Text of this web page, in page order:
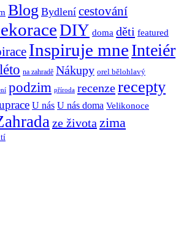
Blog Bydlení cestování
DIY doma děti featured
Inspiruje mneInteiér
léto na zahradě Nákupy orel bělohlavý
podzim příroda recenzerecepty
U nás U nás doma Velikonoce
ze života zima